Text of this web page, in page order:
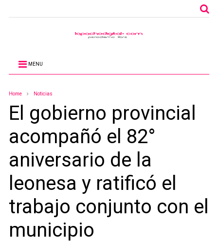
MENU
Home Noticias
El gobierno provincial
acompañó el 82°
aniversario de la
leonesa y ratificó el
trabajo conjunto con el
municipio